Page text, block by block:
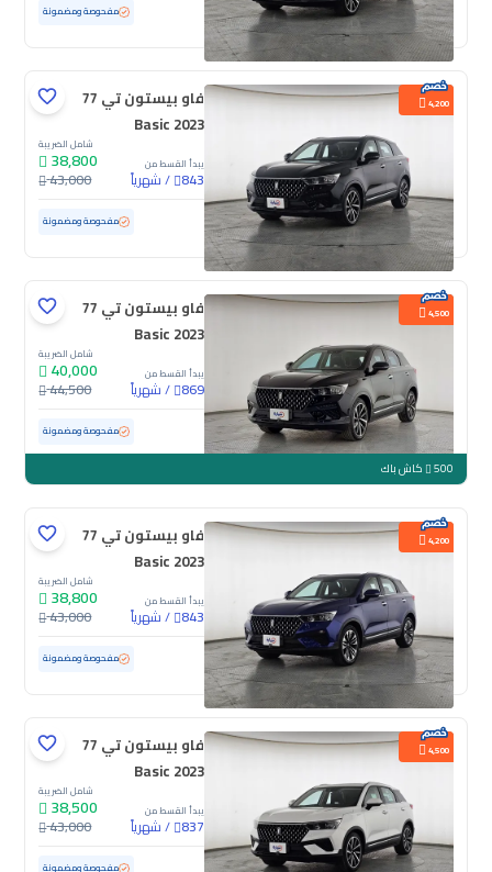
مستعملة 58,308 كم مفحوصة ومضمونة
4,200
فاو بيستون تي 77
Basic 2023
يبدأ القسط من
843
/شهرياً
شامل الضريبة
38,800
43,000
مستعملة 36,785 كم ممشى قليل مفحوصة ومضمونة
4,500
فاو بيستون تي 77
Basic 2023
يبدأ القسط من
869
/شهرياً
شامل الضريبة
40,000
44,500
مستعملة 30,378 كم ممشى قليل مفحوصة ومضمونة
500 كاش باك
4,200
فاو بيستون تي 77
Basic 2023
يبدأ القسط من
843
/شهرياً
شامل الضريبة
38,800
43,000
مستعملة 82,588 كم مفحوصة ومضمونة
4,500
فاو بيستون تي 77
Basic 2023
يبدأ القسط من
837
/شهرياً
شامل الضريبة
38,500
43,000
مفحوصة ومضمونة